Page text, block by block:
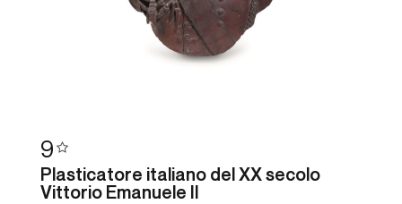
9
Plasticatore italiano del XX secolo
Vittorio Emanuele II